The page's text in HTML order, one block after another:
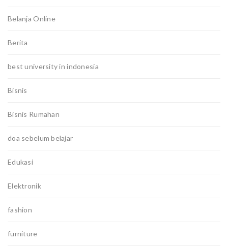
Belanja Online
Berita
best university in indonesia
Bisnis
Bisnis Rumahan
doa sebelum belajar
Edukasi
Elektronik
fashion
furniture